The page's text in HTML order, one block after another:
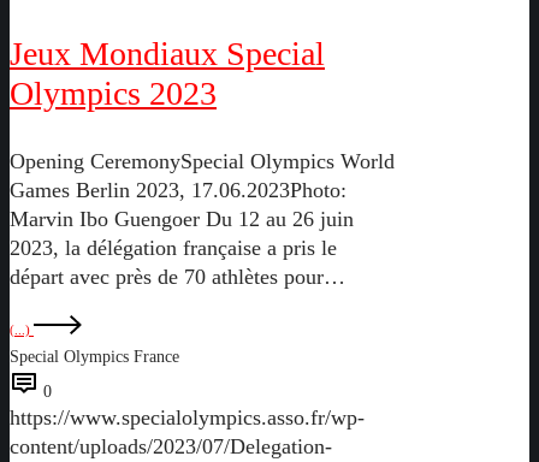
Jeux Mondiaux Special
Olympics 2023
Opening CeremonySpecial Olympics World
Games Berlin 2023, 17.06.2023Photo:
Marvin Ibo Guengoer Du 12 au 26 juin
2023, la délégation française a pris le
départ avec près de 70 athlètes pour…
(...)
Special Olympics France
0
https://www.specialolympics.asso.fr/wp-
content/uploads/2023/07/Delegation-